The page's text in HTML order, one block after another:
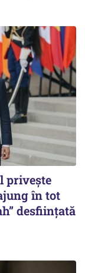
privește
în tot
desființată